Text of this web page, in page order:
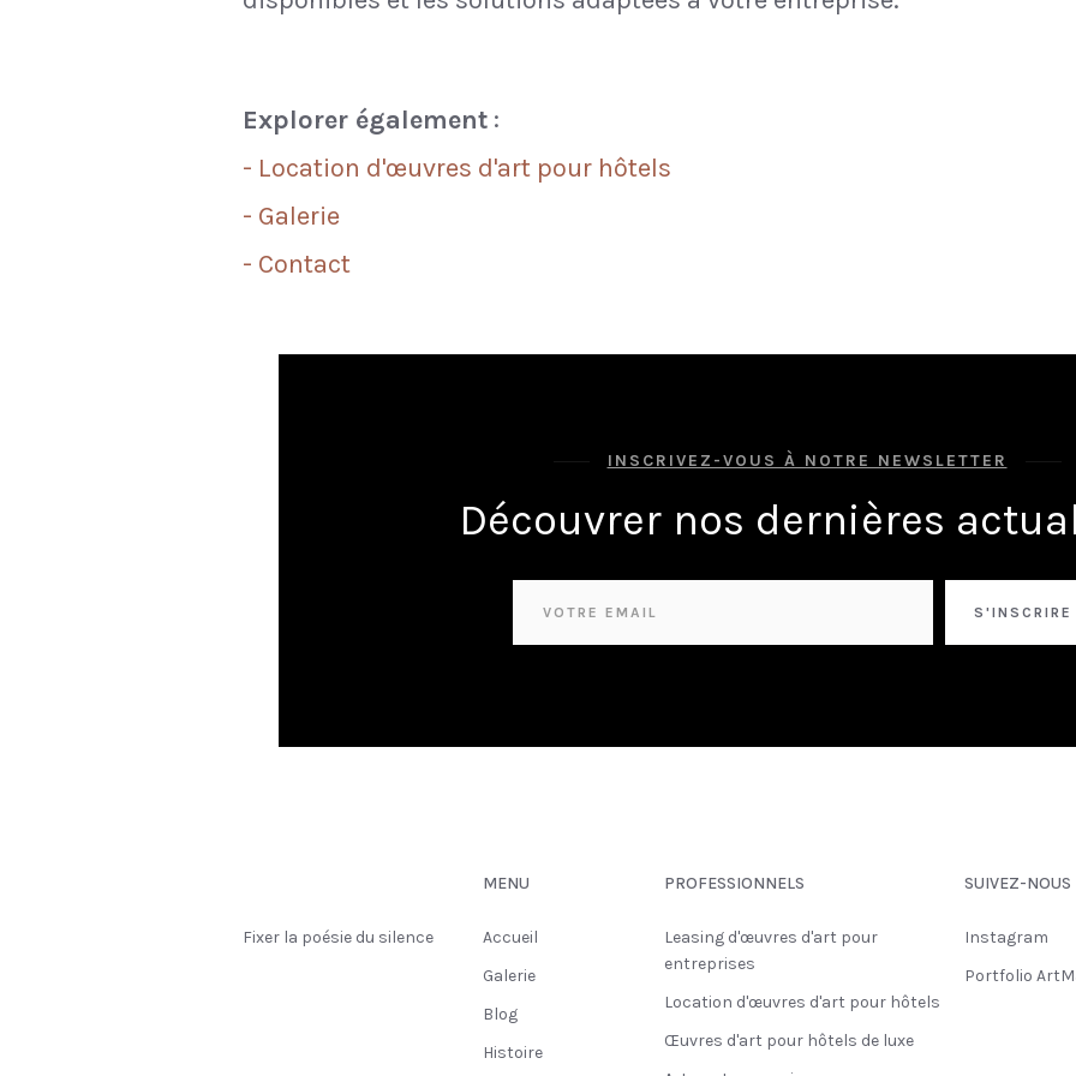
Explorer également :
- Location d'œuvres d'art pour hôtels
- Galerie
- Contact
INSCRIVEZ-VOUS À NOTRE NEWSLETTER
Découvrer nos dernières
MENU
Accueil
Galerie
Blog
Histoire
PROFESSIONNELS
Leasing d'œuvres d'art pour
entreprises
Location d'œuvres d'art pour hôtels
Œuvres d'art pour hôtels de luxe
SUIVEZ-NOUS
Instagram
Portfolio
Fixer la poésie du silence